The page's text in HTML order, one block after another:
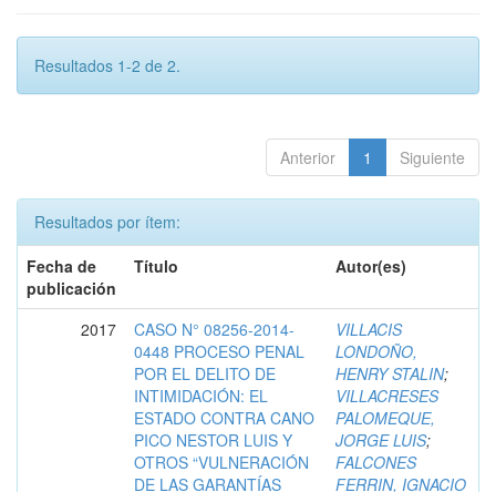
Resultados 1-2 de 2.
Anterior 1 Siguiente
Resultados por ítem:
Fecha de
publicación
Título Autor(es)
2017
CASO N° 08256-2014-
0448 PROCESO PENAL
POR EL DELITO DE
INTIMIDACIÓN: EL
ESTADO CONTRA CANO
PICO NESTOR LUIS Y
OTROS “VULNERACIÓN
DE LAS GARANTÍAS
VILLACIS
LONDOÑO,
HENRY STALIN;
VILLACRESES
PALOMEQUE,
JORGE LUIS;
FALCONES
FERRIN, IGNACIO